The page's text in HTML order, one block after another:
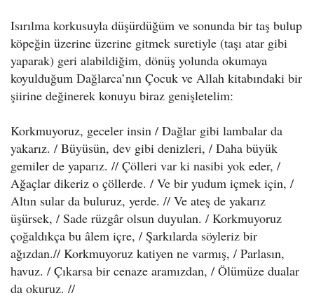
Isırılma korkusuyla düşürdüğüm ve sonunda bir taş bulup
köpeğin üzerine üzerine gitmek suretiyle (taşı atar gibi
yaparak) geri alabildiğim, dönüş yolunda okumaya
koyulduğum Dağlarca’nın Çocuk ve Allah kitabındaki bir
şiirine değinerek konuyu biraz genişletelim:
Korkmuyoruz, geceler insin / Dağlar gibi lambalar da
yakarız. / Büyüsün, dev gibi denizleri, / Daha büyük
gemiler de yaparız. // Çölleri var ki nasibi yok eder, /
Ağaçlar dikeriz o çöllerde. / Ve bir yudum içmek için, /
Altın sular da buluruz, yerde. // Ve ateş de yakarız
üşürsek, / Sade rüzgâr olsun duyulan. / Korkmuyoruz
çoğaldıkça bu âlem içre, / Şarkılarda söyleriz bir
ağızdan.// Korkmuyoruz katiyen ne varmış, / Parlasın,
havuz. / Çıkarsa bir cenaze aramızdan, / Ölümüze dualar
da okuruz. //